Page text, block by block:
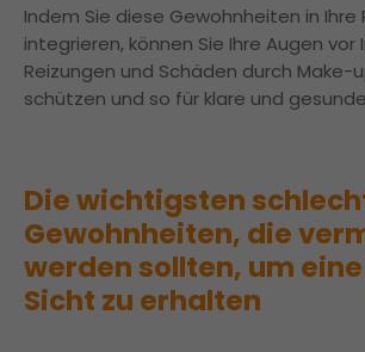
Indem Sie diese Gewohnheiten in Ihre
integrieren, können Sie Ihre Augen vor
Reizungen und Schäden durch Make-
schützen und so für klare und
Die wichtigsten
Gewohnheiten, die
werden sollten, um
Sicht zu erhalten